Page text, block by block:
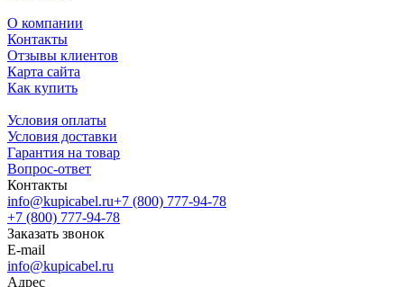
О компании
Контакты
Отзывы клиентов
Карта сайта
Как купить
Условия оплаты
Условия доставки
Гарантия на товар
Вопрос-ответ
Контакты
info@kupicabel.ru+7 (800) 777-94-78
+7 (800) 777-94-78
Заказать звонок
E-mail
info@kupicabel.ru
Адрес